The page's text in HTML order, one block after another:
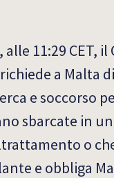
alle 11:29 CET,
a Malta
e soccorso
sbarcate in
o
e obbliga